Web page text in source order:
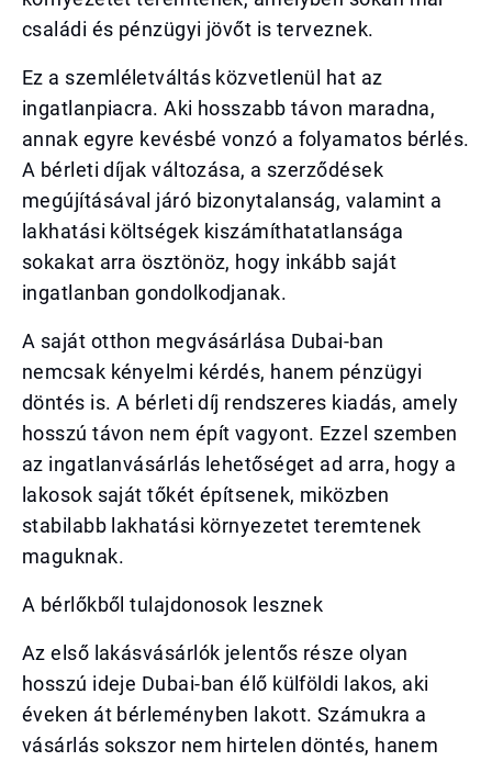
családi és pénzügyi jövőt is terveznek.
Ez a szemléletváltás közvetlenül hat az
ingatlanpiacra. Aki hosszabb távon maradna,
annak egyre kevésbé vonzó a folyamatos bérlés.
A bérleti díjak változása, a szerződések
megújításával járó bizonytalanság, valamint a
lakhatási költségek kiszámíthatatlansága
sokakat arra ösztönöz, hogy inkább saját
ingatlanban gondolkodjanak.
A saját otthon megvásárlása Dubai-ban
nemcsak kényelmi kérdés, hanem pénzügyi
döntés is. A bérleti díj rendszeres kiadás, amely
hosszú távon nem épít vagyont. Ezzel szemben
az ingatlanvásárlás lehetőséget ad arra, hogy a
lakosok saját tőkét építsenek, miközben
stabilabb lakhatási környezetet teremtenek
maguknak.
A bérlőkből tulajdonosok lesznek
Az első lakásvásárlók jelentős része olyan
hosszú ideje Dubai-ban élő külföldi lakos, aki
éveken át bérleményben lakott. Számukra a
vásárlás sokszor nem hirtelen döntés, hanem